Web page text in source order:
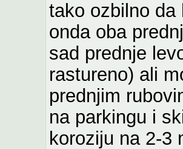
tako ozbilno da
onda oba
sad prednje
rastureno) ali
prednjim
na parkingu i
koroziju na 2-3